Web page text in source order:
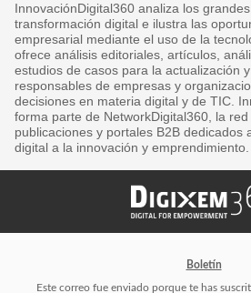
InnovaciónDigital360 analiza los
transformación digital e ilustra las
empresarial mediante el uso de la
ofrece análisis editoriales, artículos,
estudios de casos para la actualización
responsables de empresas y
decisiones en materia digital y de TIC.
forma parte de NetworkDigital360, la
publicaciones y portales B2B dedicados
digital a la innovación y emprendimiento.
Boletín
Este correo fue enviado porque te has